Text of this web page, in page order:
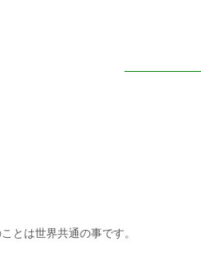
とは世界共通の事です。